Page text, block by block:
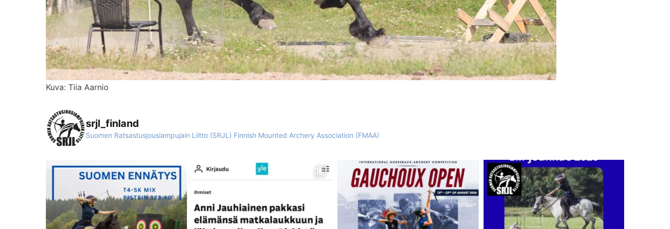
Kuva: Tiia Aarnio
srjl_finland
Suomen Ratsastusjousiampujain Liitto (SRJL) Finnish Mounted Archery Association (FMAA)